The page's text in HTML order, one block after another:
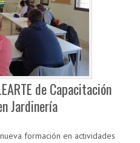
de Capacitación
Jardinería
formación en actividades